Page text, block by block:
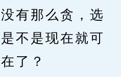
那么贪，选
不是现在就可
了？